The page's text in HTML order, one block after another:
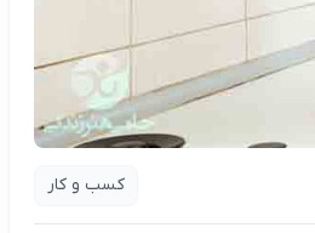
کسب و کار